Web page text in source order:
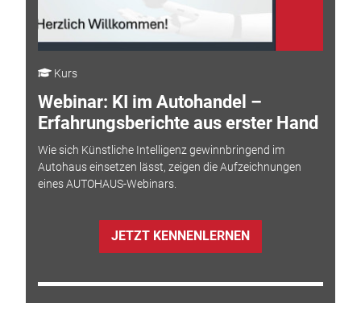
Kurs
Webinar: KI im Autohandel –
Erfahrungsberichte aus erster Hand
Wie sich Künstliche Intelligenz gewinnbringend im
Autohaus einsetzen lässt, zeigen die Aufzeichnungen
eines AUTOHAUS-Webinars.
JETZT KENNENLERNEN